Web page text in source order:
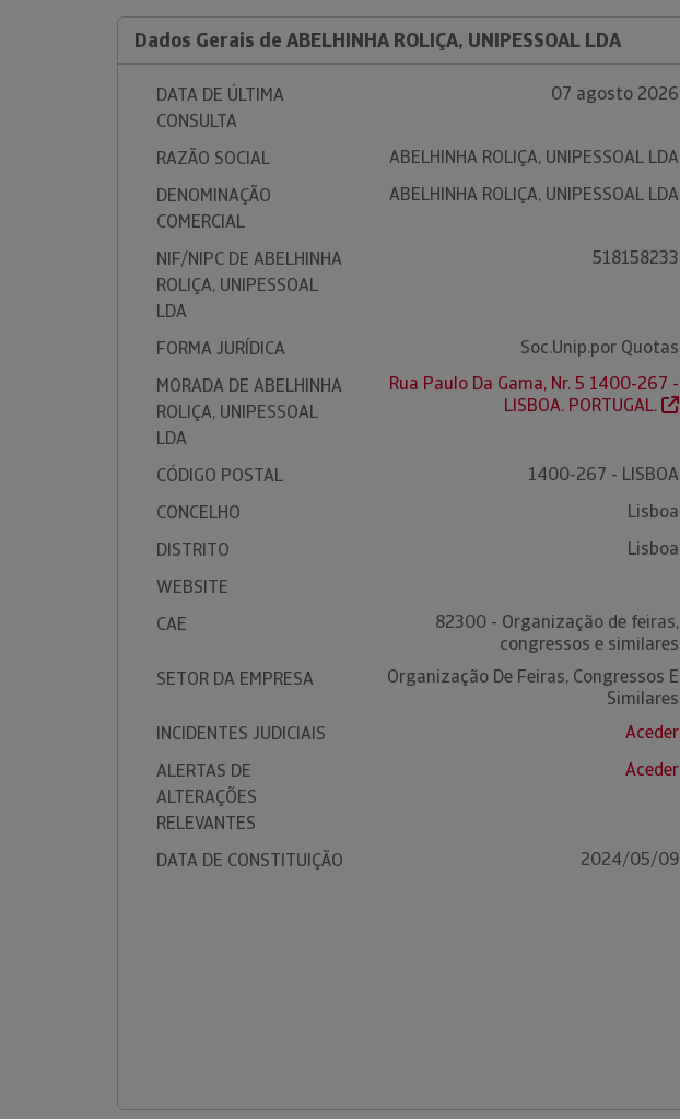
Dados Gerais de ABELHINHA ROLIÇA, UNIPESSOAL LDA
DATA DE ÚLTIMA
CONSULTA
07 agosto 2026
RAZÃO SOCIAL
ABELHINHA ROLIÇA, UNIPESSOAL LDA
DENOMINAÇÃO
COMERCIAL
ABELHINHA ROLIÇA, UNIPESSOAL LDA
NIF/NIPC DE ABELHINHA
ROLIÇA, UNIPESSOAL
LDA
518158233
FORMA JURÍDICA
Soc.Unip.por Quotas
MORADA DE ABELHINHA
ROLIÇA, UNIPESSOAL
LDA
Rua Paulo Da Gama, Nr. 5 1400-267 -
LISBOA. PORTUGAL.
CÓDIGO POSTAL
1400-267 - LISBOA
CONCELHO
Lisboa
DISTRITO
Lisboa
WEBSITE
CAE
82300 - Organização de feiras,
congressos e similares
SETOR DA EMPRESA
Organização De Feiras, Congressos E
Similares
INCIDENTES JUDICIAIS
Aceder
ALERTAS DE
ALTERAÇÕES
RELEVANTES
Aceder
DATA DE CONSTITUIÇÃO 2024/05/09